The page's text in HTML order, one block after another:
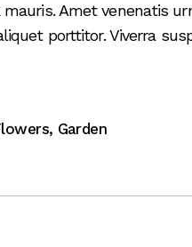
Amet venenatis
porttitor. Viverra
, Garden